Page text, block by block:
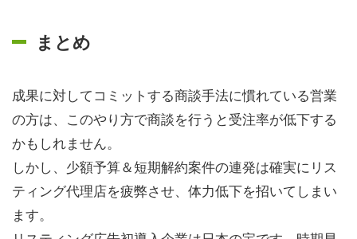
まとめ
成果に対してコミットする商談手法に慣れている営業
の方は、このやり方で商談を行うと受注率が低下する
かもしれません。
しかし、少額予算＆短期解約案件の連発は確実にリス
ティング代理店を疲弊させ、体力低下を招いてしまい
ます。